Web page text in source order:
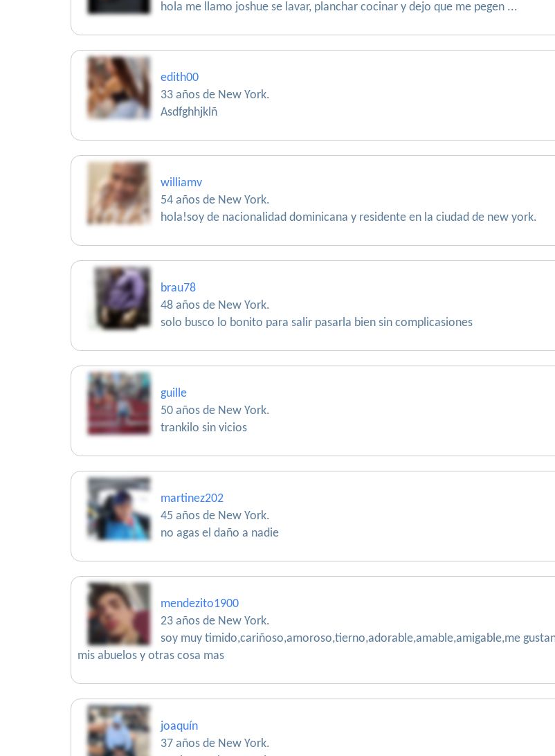
hola me llamo joshue se lavar, planchar cocinar y dejo que me pegen ...
edith00
33 años de New York.
Asdfghhjklñ
williamv
54 años de New York.
hola!soy de nacionalidad dominicana y residente en la ciudad de new york.
brau78
48 años de New York.
solo busco lo bonito para salir pasarla bien sin complicasiones
guille
50 años de New York.
trankilo sin vicios
martinez202
45 años de New York.
no agas el daño a nadie
mendezito1900
23 años de New York.
soy muy timido,cariñoso,amoroso,tierno,adorable,amable,amigable,me
mis abuelos y otras cosa mas
joaquín
37 años de New York.